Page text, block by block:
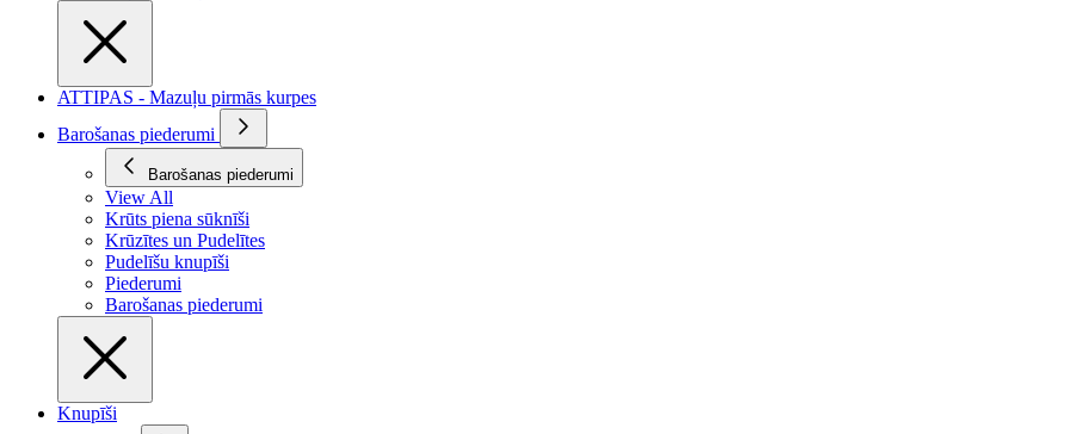
ATTIPAS - Mazuļu pirmās kurpes
Barošanas piederumi
Barošanas piederumi
View All
Krūts piena sūknīši
Krūzītes un Pudelītes
Pudelīšu knupīši
Piederumi
Barošanas piederumi
Knupīši